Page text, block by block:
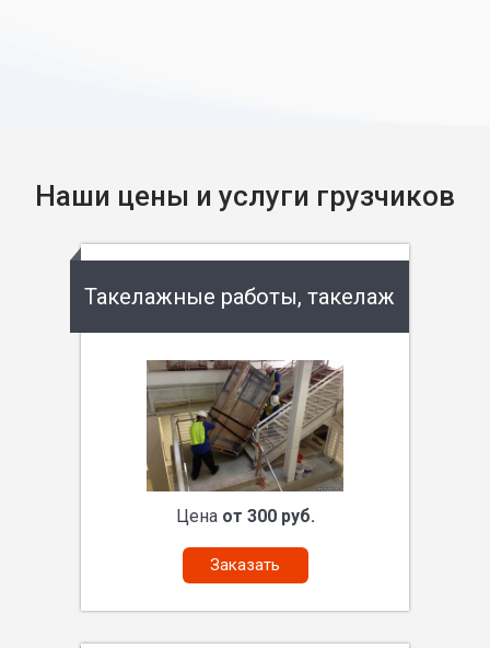
Наши цены и услуги грузчиков
Такелажные работы, такелаж
Цена от 300 руб.
Заказать